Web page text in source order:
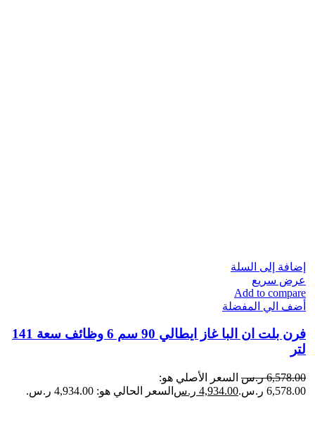
إضافة إلى السلة
عرض سريع
Add to compare
أضف الي المفضلة
فرن بلت ان البا​ غاز ايطالي 90 سم 6 وظائف سعة 141
لتر
6,578.00 ر.س السعر الأصلي هو:
6,578.00 ر.س.
4,934.00 ر.س السعر الحالي هو: 4,934.00 ر.س.